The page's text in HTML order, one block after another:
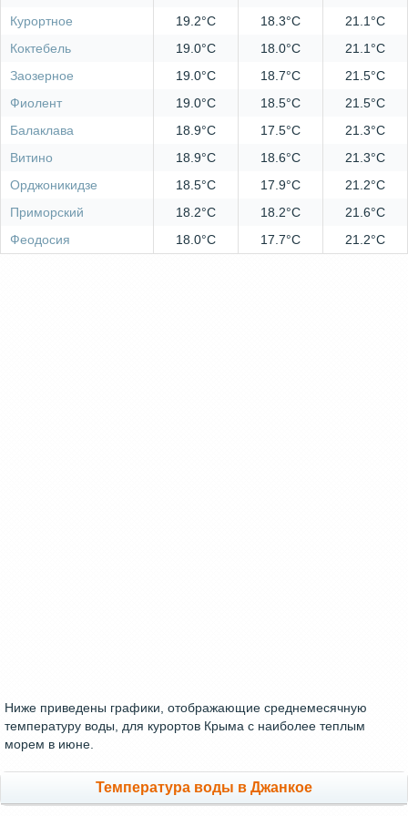
Курортное
19.2°C 18.3°C
21.1°C
Коктебель
19.0°C 18.0°C
21.1°C
Заозерное
19.0°C 18.7°C
21.5°C
Фиолент
19.0°C 18.5°C
21.5°C
Балаклава
18.9°C 17.5°C
21.3°C
Витино
18.9°C 18.6°C
21.3°C
Орджоникидзе
18.5°C 17.9°C
21.2°C
Приморский
18.2°C 18.2°C
21.6°C
Феодосия
18.0°C 17.7°C 21.2°C
Ниже приведены графики, отображающие среднемесячную
температуру воды, для курортов Крыма с наиболее теплым
морем в июне.
Температура воды в Джанкое